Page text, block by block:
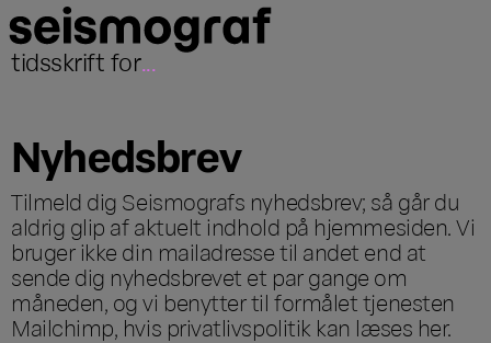
tidsskrift for...
Nyhedsbrev
Tilmeld dig Seismografs nyhedsbrev; så går du
aldrig glip af aktuelt indhold på hjemmesiden. Vi
bruger ikke din mailadresse til andet end at
sende dig nyhedsbrevet et par gange om
måneden, og vi benytter til formålet tjenesten
Mailchimp, hvis privatlivspolitik kan læses her.